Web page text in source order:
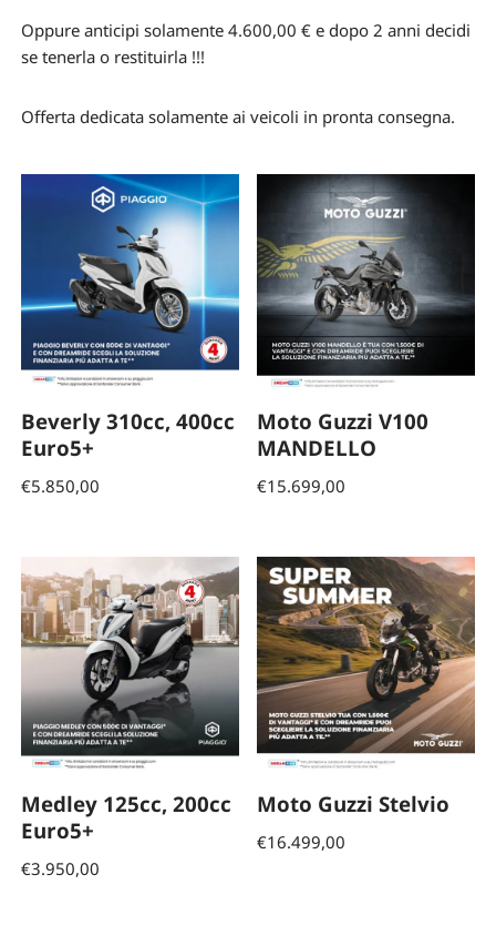
Oppure anticipi solamente 4.600,00 € e dopo 2 anni decidi
se tenerla o restituirla !!!
Offerta dedicata solamente ai veicoli in pronta consegna.
Beverly 310cc, 400cc
Euro5+
€5.850,00
Moto Guzzi V100
MANDELLO
€15.699,00
Medley 125cc, 200cc
Euro5+
€3.950,00
Moto Guzzi Stelvio
€16.499,00